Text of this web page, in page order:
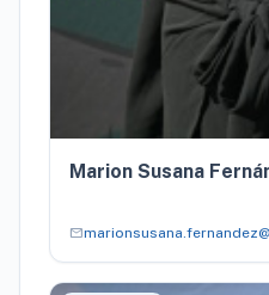
Marion Susana
mail